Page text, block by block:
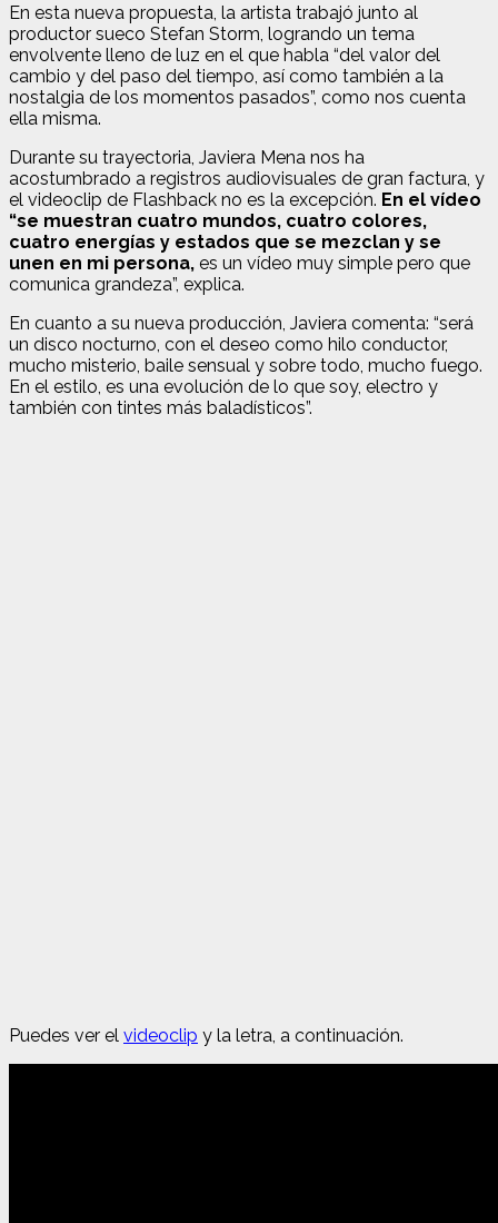
En esta nueva propuesta, la artista trabajó junto al
productor sueco Stefan Storm, logrando un tema
envolvente lleno de luz en el que habla “del valor del
cambio y del paso del tiempo, así como también a la
nostalgia de los momentos pasados”, como nos cuenta
ella misma.
Durante su trayectoria, Javiera Mena nos ha
acostumbrado a registros audiovisuales de gran factura, y
el videoclip de Flashback no es la excepción. En el vídeo
“se muestran cuatro mundos, cuatro colores,
cuatro energías y estados que se mezclan y se
unen en mi persona, es un vídeo muy simple pero que
comunica grandeza”, explica.
En cuanto a su nueva producción, Javiera comenta: “será
un disco nocturno, con el deseo como hilo conductor,
mucho misterio, baile sensual y sobre todo, mucho fuego.
En el estilo, es una evolución de lo que soy, electro y
también con tintes más baladísticos”.
Puedes ver el videoclip y la letra, a continuación.